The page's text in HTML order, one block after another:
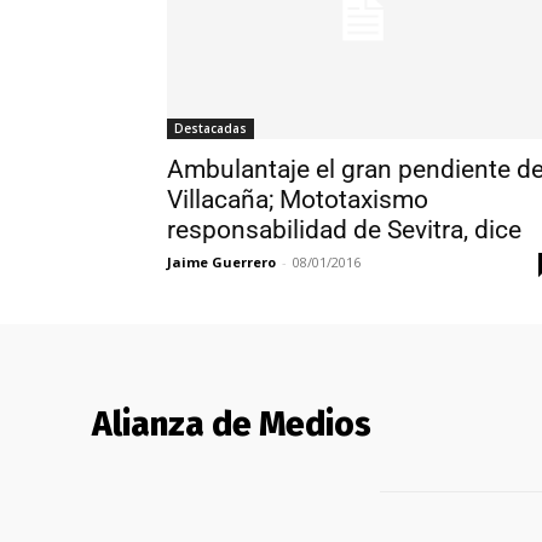
Destacadas
Ambulantaje el gran pendiente
Villacaña; Mototaxismo
responsabilidad de Sevitra, dice
Jaime Guerrero - 08/01/2016
Alianza de Medios